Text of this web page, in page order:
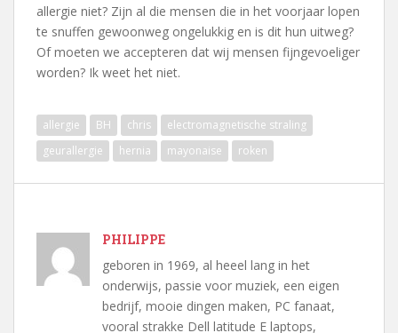
allergie niet? Zijn al die mensen die in het voorjaar lopen
te snuffen gewoonweg ongelukkig en is dit hun uitweg?
Of moeten we accepteren dat wij mensen fijngevoeliger
worden? Ik weet het niet.
allergie BH chris
electromagnetische straling
geurallergie
hernia mayonaise roken
PHILIPPE
geboren in 1969, al heeel lang in het
onderwijs, passie voor muziek, een eigen
bedrijf, mooie dingen maken, PC fanaat,
vooral strakke Dell latitude E laptops,